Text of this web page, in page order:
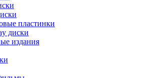
пластинки
диски
издания